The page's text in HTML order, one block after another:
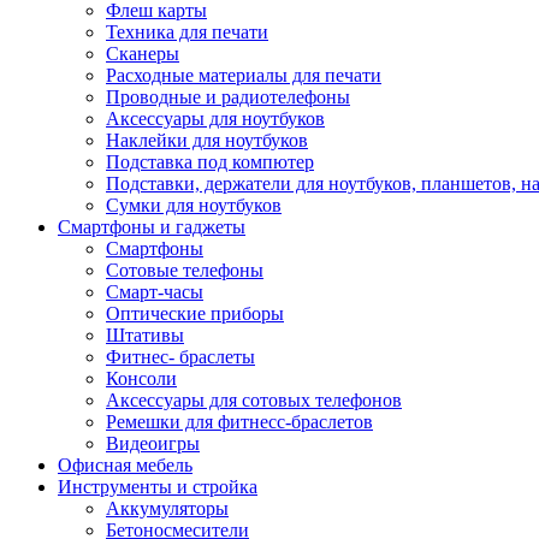
Флеш карты
Техника для печати
Сканеры
Расходные материалы для печати
Проводные и радиотелефоны
Аксессуары для ноутбуков
Наклейки для ноутбуков
Подставка под компютер
Подставки, держатели для ноутбуков, планшетов,
Сумки для ноутбуков
Смартфоны и гаджеты
Смартфоны
Сотовые телефоны
Смарт-часы
Оптические приборы
Штативы
Фитнес- браслеты
Консоли
Аксессуары для сотовых телефонов
Ремешки для фитнесс-браслетов
Видеоигры
Офисная мебель
Инструменты и стройка
Аккумуляторы
Бетоносмесители